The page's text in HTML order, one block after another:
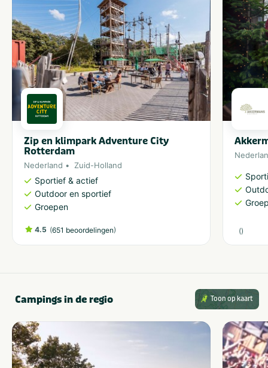
Zip en klimpark Adventure City
Rotterdam
Nederland Zuid-Holland
Sportief & actief
Outdoor en sportief
Groepen
4.5 (651 beoordelingen) ()
Campings in de regio Toon op kaart